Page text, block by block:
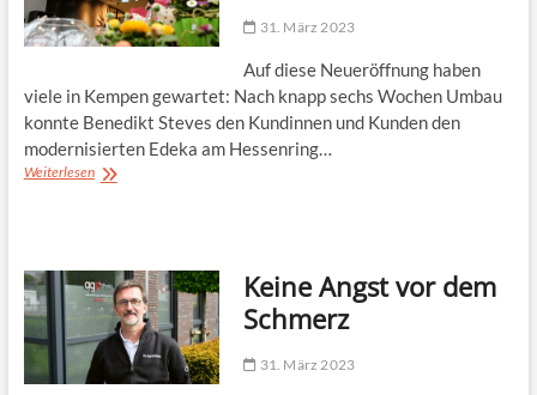
31. März 2023
Auf diese Neueröffnung haben
viele in Kempen gewartet: Nach knapp sechs Wochen Umbau
konnte Benedikt Steves den Kundinnen und Kunden den
modernisierten Edeka am Hessenring…
WeiterlesenEdeka
Keine Angst vor dem
Schmerz
31. März 2023